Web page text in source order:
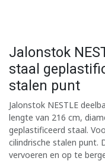
Jalonstok
staal
stalen punt
Jalonstok NESTLE
lengte van 216 cm,
geplastificeerd staal.
cilindrische stalen punt.
vervoeren en op te